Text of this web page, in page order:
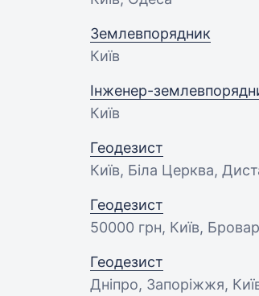
Землевпорядник
Київ
Інженер-
Київ
Геодезист
Київ, Біла Церква,
Геодезист
50000 грн, Київ,
Геодезист
Дніпро, Запоріжжя,